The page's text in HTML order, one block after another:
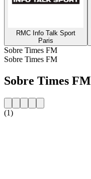
RMC Info Talk Sport
Paris
Sobre Times FM
Sobre Times FM
Sobre Times FM
(1)